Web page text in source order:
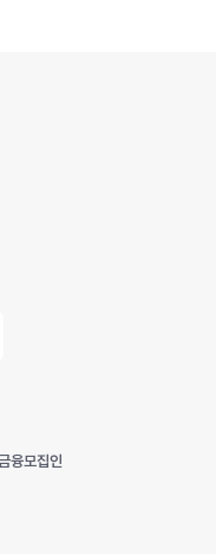
융모집인